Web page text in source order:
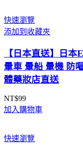
快速瀏覽
添加到收藏夾
【日本直送】日
暈車 暈船 暈機 防
體藥妝店直送
NT$99
加入購物車
快速瀏覽